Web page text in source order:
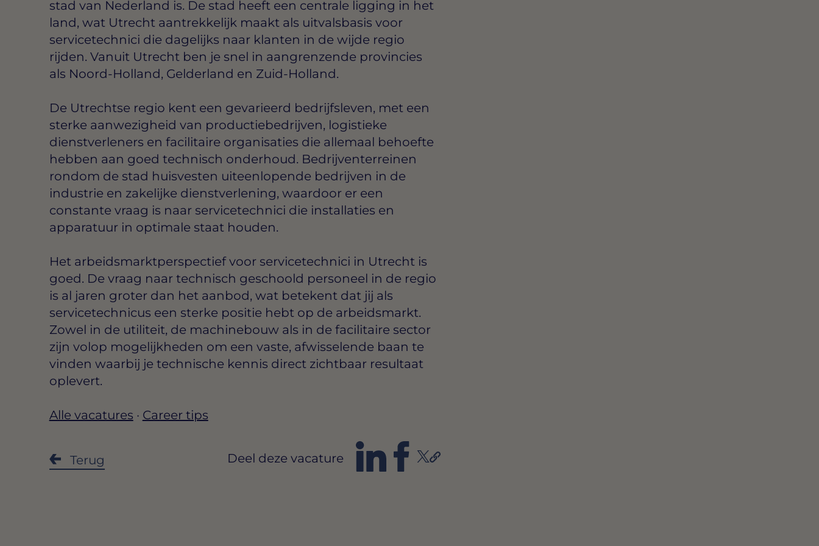
stad van Nederland is. De stad heeft een centrale ligging in het
land, wat Utrecht aantrekkelijk maakt als uitvalsbasis voor
servicetechnici die dagelijks naar klanten in de wijde regio
rijden. Vanuit Utrecht ben je snel in aangrenzende provincies
als Noord-Holland, Gelderland en Zuid-Holland.
De Utrechtse regio kent een gevarieerd bedrijfsleven, met een
sterke aanwezigheid van productiebedrijven, logistieke
dienstverleners en facilitaire organisaties die allemaal behoefte
hebben aan goed technisch onderhoud. Bedrijventerreinen
rondom de stad huisvesten uiteenlopende bedrijven in de
industrie en zakelijke dienstverlening, waardoor er een
constante vraag is naar servicetechnici die installaties en
apparatuur in optimale staat houden.
Het arbeidsmarktperspectief voor servicetechnici in Utrecht is
goed. De vraag naar technisch geschoold personeel in de regio
is al jaren groter dan het aanbod, wat betekent dat jij als
servicetechnicus een sterke positie hebt op de arbeidsmarkt.
Zowel in de utiliteit, de machinebouw als in de facilitaire sector
zijn volop mogelijkheden om een vaste, afwisselende baan te
vinden waarbij je technische kennis direct zichtbaar resultaat
oplevert.
Alle vacatures · Career tips
Terug Deel deze vacature